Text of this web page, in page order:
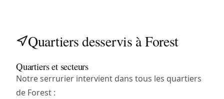
Quartiers desservis à Forest
Quartiers et secteurs
Notre serrurier intervient dans tous les quartiers
de Forest :